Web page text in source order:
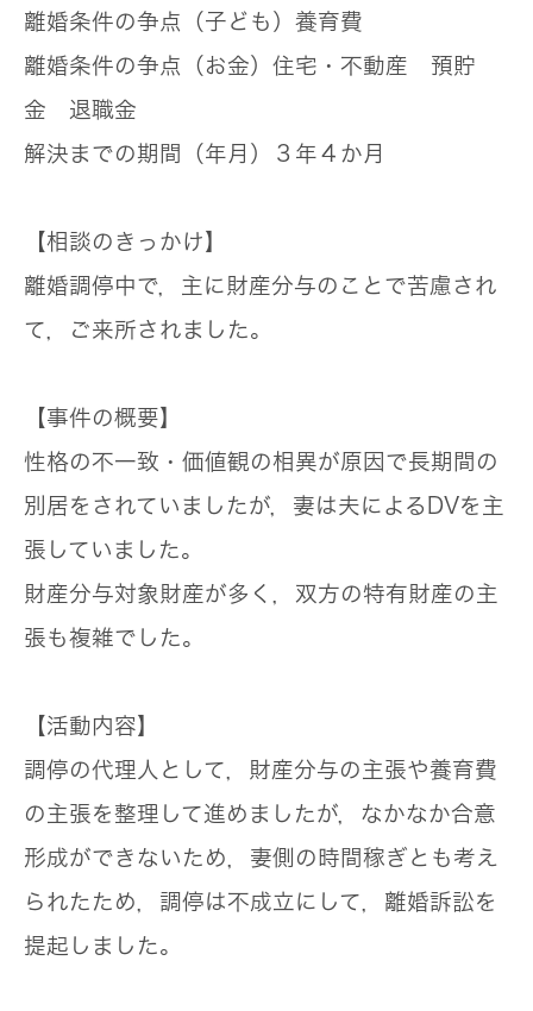
離婚条件の争点（子ども） 養育費
離婚条件の争点（お金） 住宅・不動産 預貯
金 退職金
解決までの期間（年月） ３年４か月
【相談のきっかけ】
離婚調停中で，主に財産分与のことで苦慮され
て，ご来所されました。
【事件の概要】
性格の不一致・価値観の相異が原因で長期間の
別居をされていましたが，妻は夫によるDVを主
張していました。
財産分与対象財産が多く，双方の特有財産の主
張も複雑でした。
【活動内容】
調停の代理人として，財産分与の主張や養育費
の主張を整理して進めましたが，なかなか合意
形成ができないため，妻側の時間稼ぎとも考え
られたため，調停は不成立にして，離婚訴訟を
提起しました。